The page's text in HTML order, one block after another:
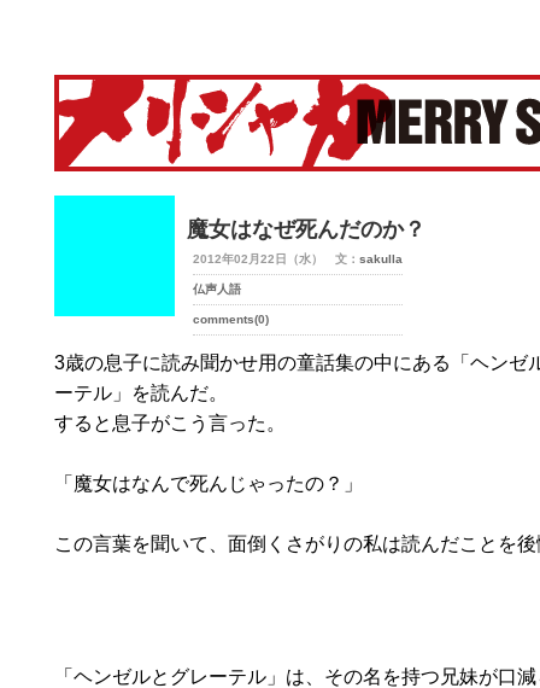
魔女はなぜ死んだのか？
2012年02月22日（水） 文： sakulla
仏声人語
comments(0)
3歳の息子に読み聞かせ用の童話集の中にある「ヘンゼ
ーテル」を読んだ。
すると息子がこう言った。
「魔女はなんで死んじゃったの？」
この言葉を聞いて、面倒くさがりの私は読んだことを
「ヘンゼルとグレーテル」は、その名を持つ兄妹が口